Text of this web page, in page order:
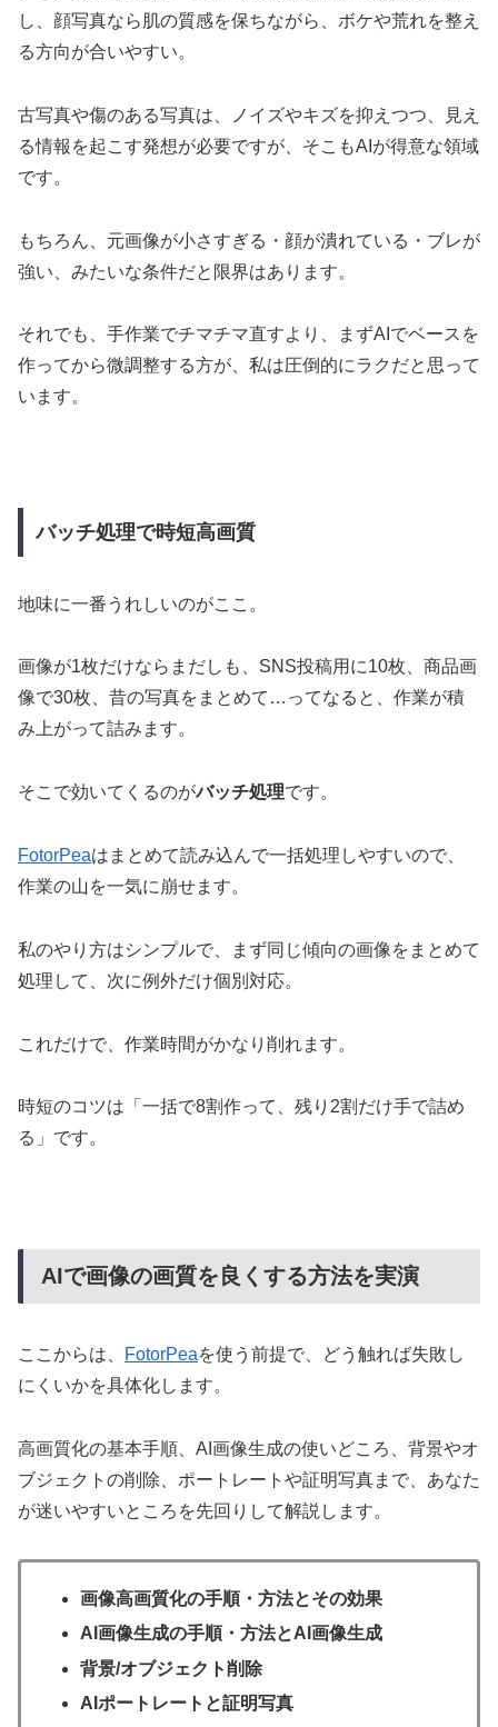
し、顔写真なら肌の質感を保ちながら、ボケや荒れを整え
る方向が合いやすい。
古写真や傷のある写真は、ノイズやキズを抑えつつ、見え
る情報を起こす発想が必要ですが、そこもAIが得意な領域
です。
もちろん、元画像が小さすぎる・顔が潰れている・ブレが
強い、みたいな条件だと限界はあります。
それでも、手作業でチマチマ直すより、まずAIでベースを
作ってから微調整する方が、私は圧倒的にラクだと思って
います。
バッチ処理で時短高画質
地味に一番うれしいのがここ。
画像が1枚だけならまだしも、SNS投稿用に10枚、商品画
像で30枚、昔の写真をまとめて…ってなると、作業が積
み上がって詰みます。
そこで効いてくるのがバッチ処理です。
FotorPeaはまとめて読み込んで一括処理しやすいので、
作業の山を一気に崩せます。
私のやり方はシンプルで、まず同じ傾向の画像をまとめて
処理して、次に例外だけ個別対応。
これだけで、作業時間がかなり削れます。
時短のコツは「一括で8割作って、残り2割だけ手で詰め
る」です。
AIで画像の画質を良くする方法を実演
ここからは、 FotorPeaを使う前提で、どう触れば失敗し
にくいかを具体化します。
高画質化の基本手順、AI画像生成の使いどころ、背景やオ
ブジェクトの削除、ポートレートや証明写真まで、あなた
が迷いやすいところを先回りして解説します。
画像高画質化の手順・方法とその効果
AI画像生成の手順・方法とAI画像生成
背景/オブジェクト削除
AIポートレートと証明写真